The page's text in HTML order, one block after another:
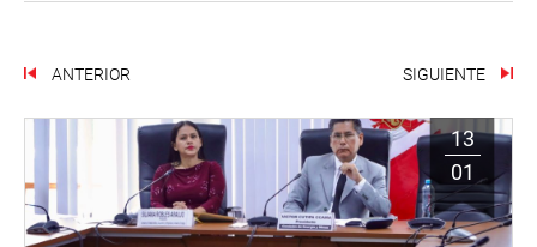
ANTERIOR SIGUIENTE
13
01